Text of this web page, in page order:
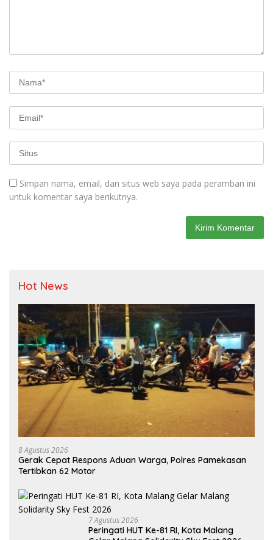
Simpan nama, email, dan situs web saya pada peramban ini
untuk komentar saya berikutnya.
Hot News
8 Agustus 2026
Gerak Cepat Respons Aduan Warga, Polres Pamekasan
Tertibkan 62 Motor
7 Agustus 2026
Peringati HUT Ke-81 RI, Kota Malang